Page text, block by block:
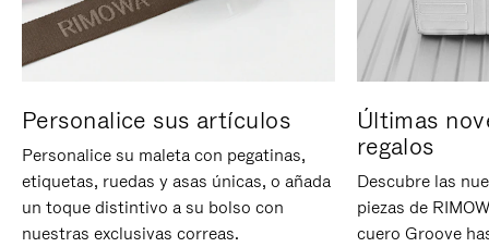
Personalice sus artículos
Personalice su maleta con pegatinas,
etiquetas, ruedas y asas únicas, o añada
un toque distintivo a su bolso con
nuestras exclusivas correas.
Últimas
regalos
Descubre las
piezas de
cuero Groove